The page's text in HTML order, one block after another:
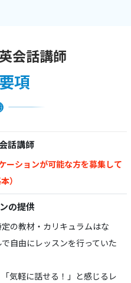
会話講師
項
話講師
ーションが可能な方を募集して
）
の提供
の教材・カリキュラムはな
自由にレッスンを行っていた
「気軽に話せる！」と感じるレ